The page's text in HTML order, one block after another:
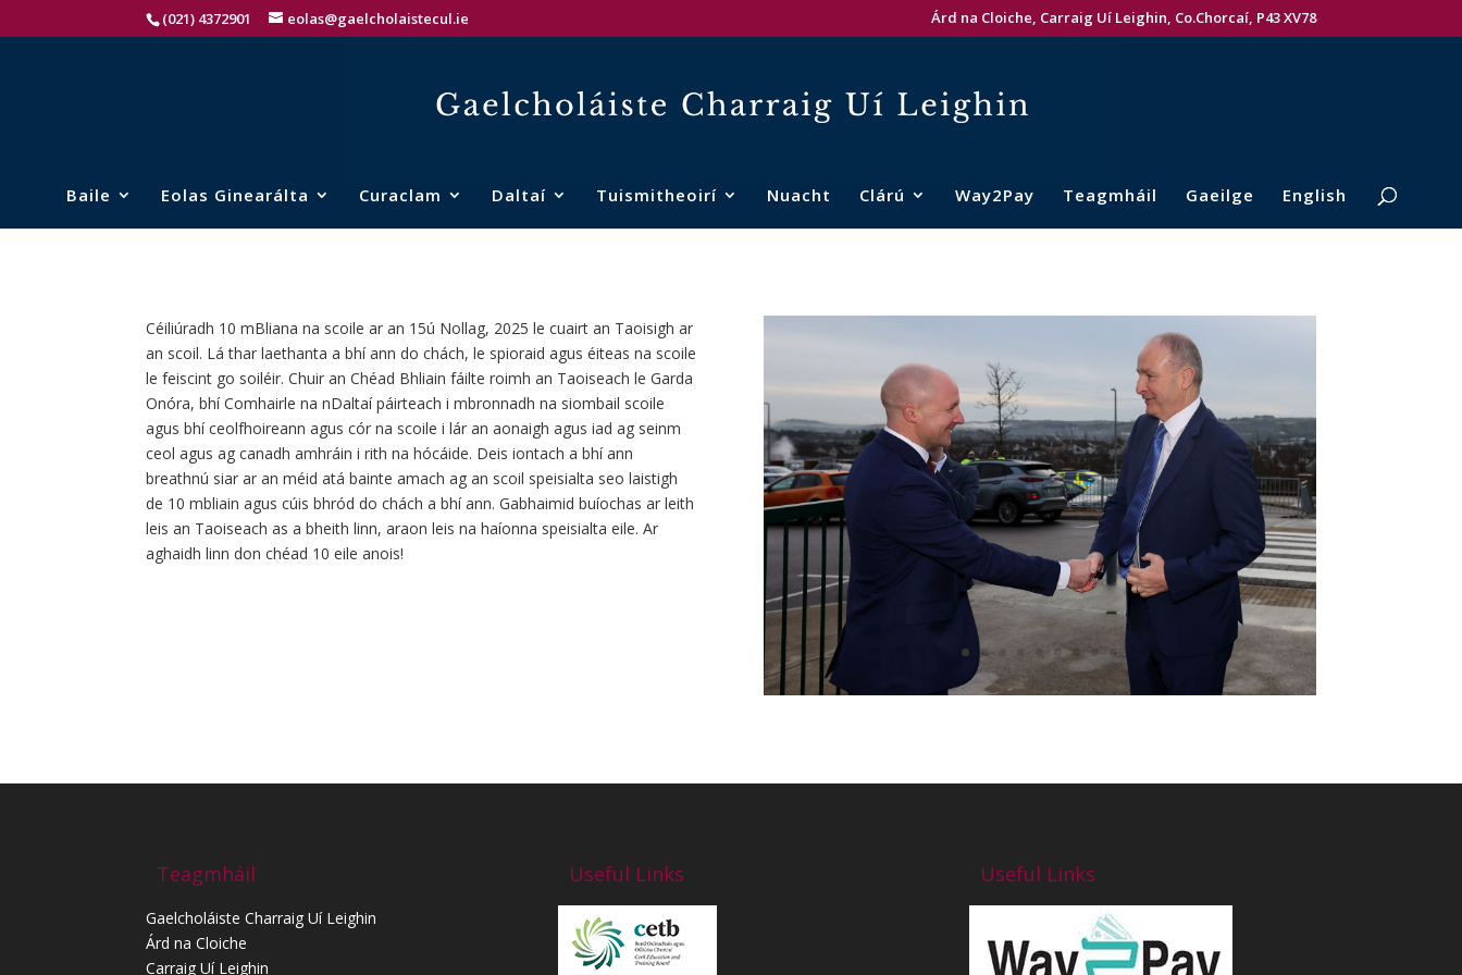
(021) 4372901 eolas@gaelcholaistecul.ie Árd na Cloiche, Carraig Uí Leighin, Co.Chorcaí, P43 XV78
Baile Eolas Ginearálta Curaclam Daltaí Tuismitheoirí Nuacht Clárú Way2Pay Teagmháil Gaeilge English
Céiliúradh 10 mBliana na scoile ar an 15ú Nollag, 2025 le cuairt an Taoisigh ar
an scoil. Lá thar laethanta a bhí ann do chách, le spioraid agus éiteas na scoile
le feiscint go soiléir. Chuir an Chéad Bhliain fáilte roimh an Taoiseach le Garda
Onóra, bhí Comhairle na nDaltaí páirteach i mbronnadh na siombail scoile
agus bhí ceolfhoireann agus cór na scoile i lár an aonaigh agus iad ag seinm
ceol agus ag canadh amhráin i rith na hócáide. Deis iontach a bhí ann
breathnú siar ar an méid atá bainte amach ag an scoil speisialta seo laistigh
de 10 mbliain agus cúis bhród do chách a bhí ann. Gabhaimid buíochas ar leith
leis an Taoiseach as a bheith linn, araon leis na haíonna speisialta eile. Ar
aghaidh linn don chéad 10 eile anois!
Teagmháil
Gaelcholáiste Charraig Uí Leighin
Árd na Cloiche
Carraig Uí Leighin
Useful Links Useful Links